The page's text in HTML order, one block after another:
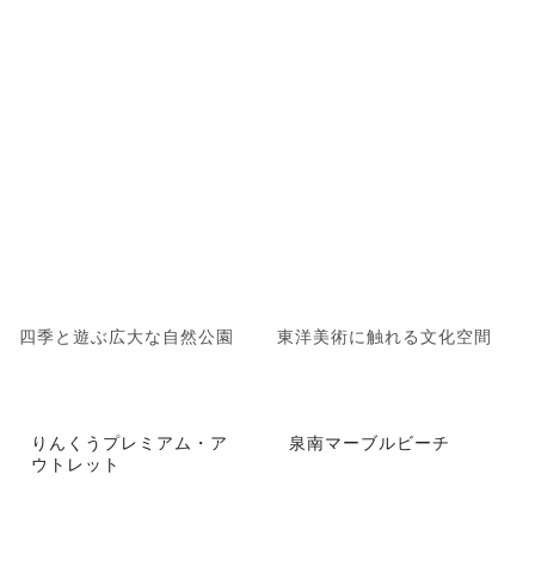
四季と遊ぶ広大な自然公園 東洋美術に触れる文化空間
りんくうプレミアム・ア
ウトレット
泉南マーブルビーチ